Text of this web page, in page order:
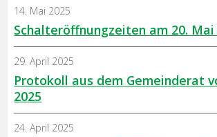
Schalteröffnungzeiten am 20. Mai
14. Mai 2025
Protokoll aus dem Gemeinderat
2025
29. April 2025
24. April 2025